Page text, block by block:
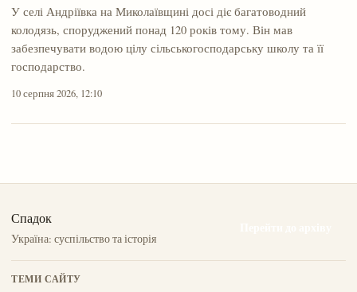
У селі Андріївка на Миколаївщині досі діє багатоводний
колодязь, споруджений понад 120 років тому. Він мав
забезпечувати водою цілу сільськогосподарську школу та її
господарство.
10 серпня 2026, 12:10
Спадок
Україна: суспільство та історія
ТЕМИ САЙТУ